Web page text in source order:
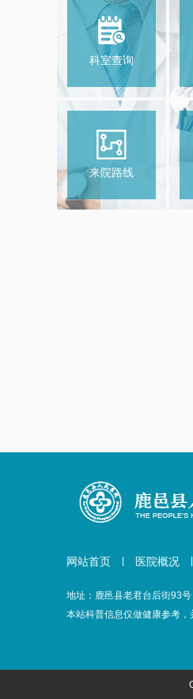
科室查询
来院路线
网站首页 医院概况
地址：鹿邑县老君台后街93
本站科普信息仅做健康参考